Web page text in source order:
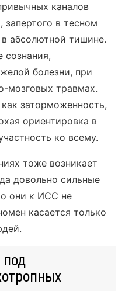
каналов
запертого в тесном
абсолютной тишине.
сознания,
болезни, при
мозговых травмах.
заторможенность,
ориентировка в
ко всему.
тоже возникает
довольно сильные
они к ИСС не
касается только